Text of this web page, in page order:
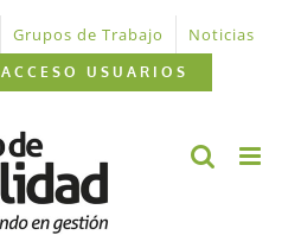
Grupos de Trabajo
Noticias
ACCESO USUARIOS